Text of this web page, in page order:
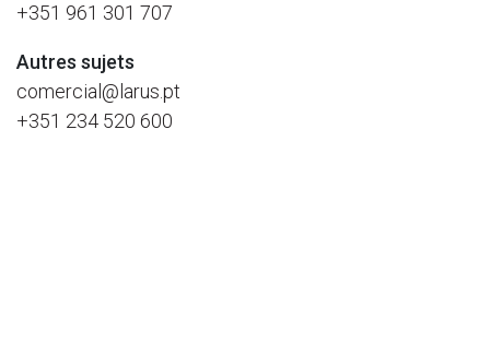
+351 961 301 707
Autres sujets
comercial@larus.pt
+351 234 520 600